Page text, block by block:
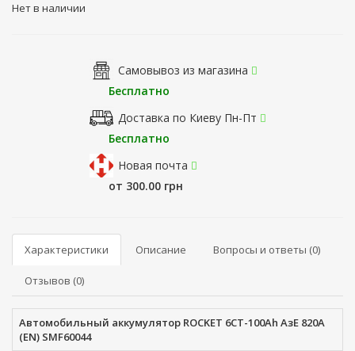
Нет в наличии
Самовывоз из магазина
Бесплатно
Доставка по Киеву Пн-Пт
Бесплатно
Новая почта
от 300.00 грн
Характеристики Описание Вопросы и ответы (0)
Отзывов (0)
Автомобильный аккумулятор ROCKET 6СТ-100Ah АзЕ 820A
(EN) SMF60044